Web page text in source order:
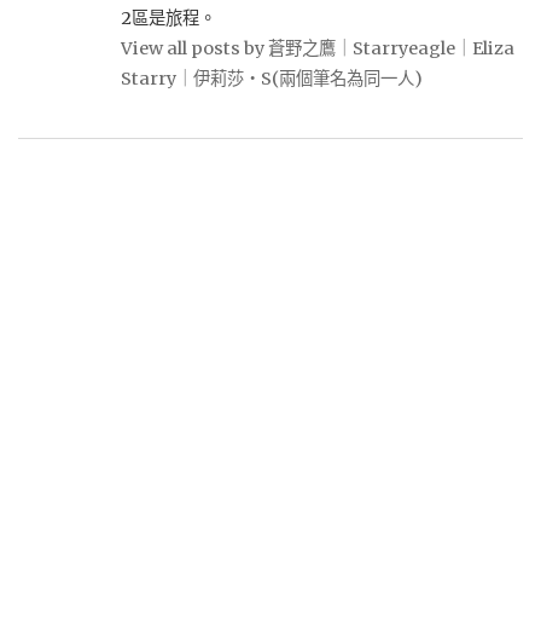
2區是旅程。
View all posts by 蒼野之鷹｜Starryeagle｜Eliza
Starry｜伊莉莎・S(兩個筆名為同一人)